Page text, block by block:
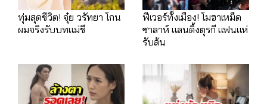
ทุ่มสุดชีวิต! จุ๋ย วรัทยา โกน
ผมจริงรับบทแม่ชี
ฟีเวอร์ทั้งเมือง! โมฮาเหม็ด
ซาลาห์ แลนดิ้งตุรกี แฟนแห่
รับล้น